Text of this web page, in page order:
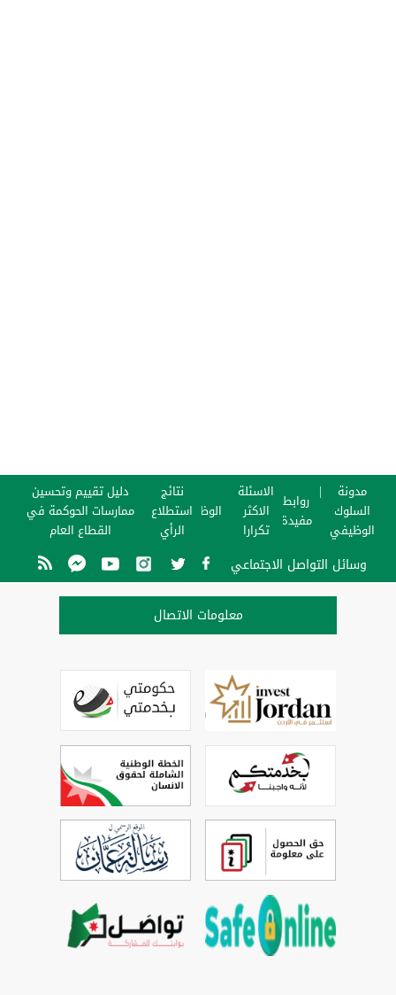
مدونة
السلوك
الوظيفي
روابط
مفيدة
الاسئلة
الاكثر
تكرارا
الوظائف
نتائج
استطلاع
الرأي
دليل تقييم وتحسين
ممارسات الحوكمة في
القطاع العام
وسائل التواصل الاجتماعي
معلومات الاتصال